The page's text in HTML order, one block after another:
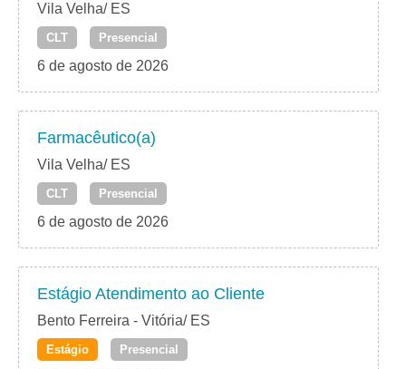
Vila Velha/ ES
CLT Presencial
6 de agosto de 2026
Farmacêutico(a)
Vila Velha/ ES
CLT Presencial
6 de agosto de 2026
Estágio Atendimento ao Cliente
Bento Ferreira - Vitória/ ES
Estágio Presencial